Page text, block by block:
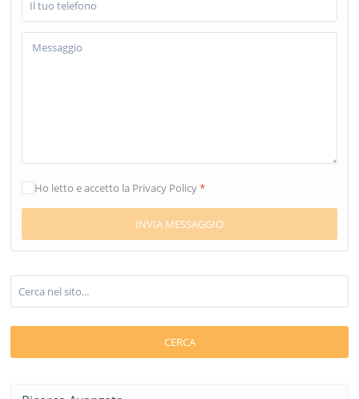
Ho letto e accetto la Privacy Policy*
CERCA